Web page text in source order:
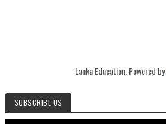
Lanka Education. Powered by
SUBSCRIBE US